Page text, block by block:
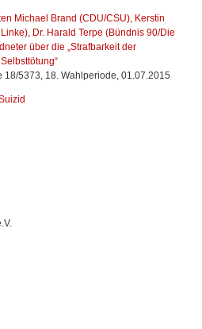
Michael Brand (CDU/CSU), Kerstin
Dr. Harald Terpe (Bündnis 90/Die
über die „Strafbarkeit der
18/5373, 18. Wahlperiode, 01.07.2015